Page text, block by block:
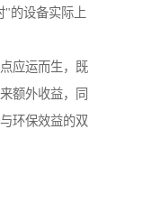
"的设备实际上
应运而生，既
额外收益，同
环保效益的双